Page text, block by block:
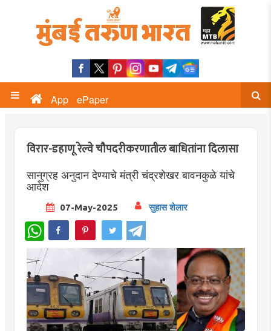
App ePaper
विरार-डहाणू रेल्वे चौपदरीकरणातील बाधितांना दिलासा
सानुग्रह अनुदान देण्याचे मंत्री चंद्रशेखर बावनकुळे यांचे
आदेश
07-May-2025 सुहास शेलार
WhatsApp